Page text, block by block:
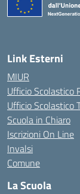
Link Esterni
MIUR
Ufficio Scolastico
Ufficio Scolastico
Scuola in Chiaro
Iscrizioni On Line
Invalsi
Comune
La Scuola